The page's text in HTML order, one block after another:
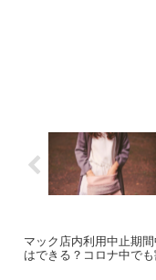
マック店内利用中止期
はできる？コロナ中でも